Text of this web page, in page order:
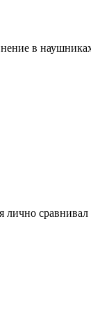
в